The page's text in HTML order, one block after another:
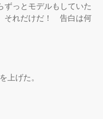
ずっとモデルもしていた
れだけだ！　告白は何
上げた。